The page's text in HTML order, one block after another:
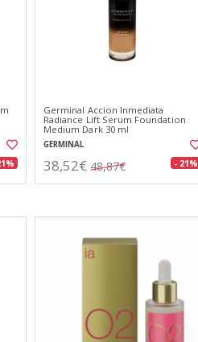
Germinal Accion Inmediata
Radiance Lift Serum Foundation
Medium Dark 30 ml
GERMINAL
38,52€ 48,87€ - 21%